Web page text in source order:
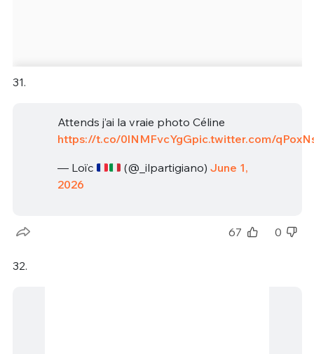
31.
Attends j’ai la vraie photo Céline
https://t.co/0lNMFvcYgGpic.twitter.com/
— Loïc (@_ilpartigiano) June 1,
2026
67 0
32.